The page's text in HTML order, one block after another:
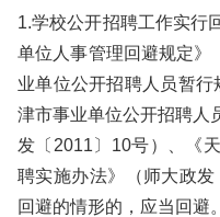
1.学校公开招聘工作实行
单位人事管理回避规定》
业单位公开招聘人员暂
津市事业单位公开招聘人
发〔2011〕10号）、《
聘实施办法》（师大政
回避的情形的，应当回避。